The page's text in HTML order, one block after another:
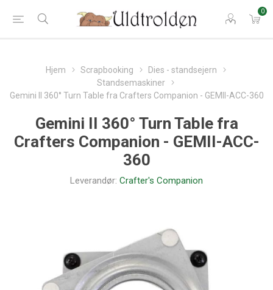
0
Hjem Scrapbooking
Dies - standsejern
Standsemaskiner
Gemini II 360° Turn Table fra Crafters Companion - GEMII-ACC-360
Gemini II 360° Turn Table fra
Crafters Companion - GEMII-ACC-
360
Leverandør: Crafter's Companion